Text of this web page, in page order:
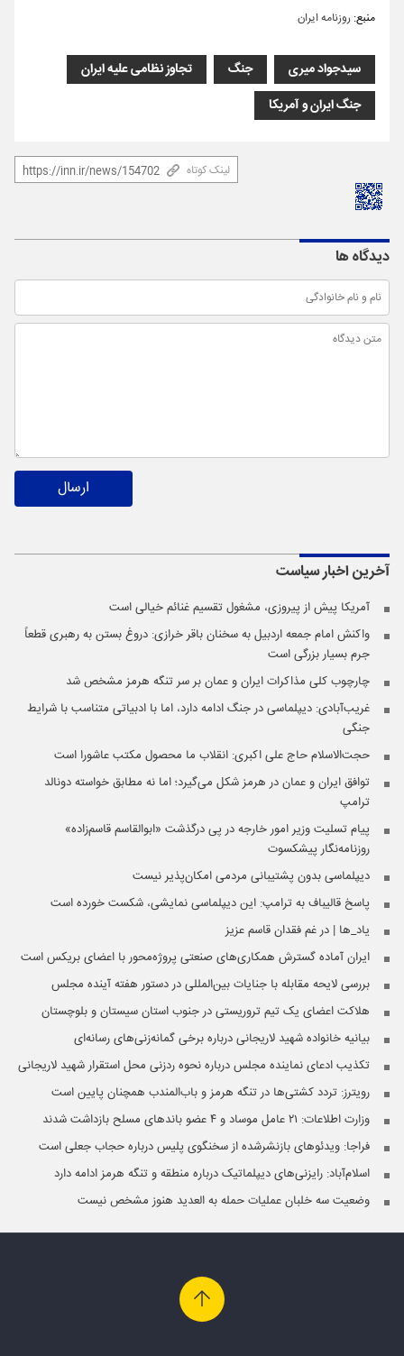
منبع: روزنامه ایران
سیدجواد میری جنگ
تجاوز نظامی علیه ایران
جنگ ایران و آمریکا
لینک کوتاه
دیدگاه ها
ارسال
آخرین اخبارسیاست
آمریکا پیش از پیروزی، مشغول تقسیم غنائم خیالی است
واکنش امام جمعه اردبیل به سخنان باقر خرازی: دروغ بستن به رهبری قطعاً
جرم بسیار بزرگی است
چارچوب کلی مذاکرات ایران و عمان بر سر تنگه هرمز مشخص شد
غریب‌آبادی: دیپلماسی در جنگ ادامه دارد، اما با ادبیاتی متناسب با شرایط
جنگی
حجت‌الاسلام حاج علی اکبری: انقلاب ما محصول مکتب عاشورا است
توافق ایران و عمان در هرمز شکل می‌گیرد؛ اما نه مطابق خواسته دونالد
ترامپ
پیام تسلیت وزیر امور خارجه در پی درگذشت «ابوالقاسم قاسم‌زاده»
روزنامه‌نگار پیشکسوت
دیپلماسی بدون پشتیبانی مردمی امکان‌پذیر نیست
پاسخ قالیباف به ترامپ: این دیپلماسی نمایشی، شکست خورده است
یاد_ها | در غم فقدان قاسم عزیز
ایران آماده گسترش همکاری‌های صنعتی پروژه‌محور با اعضای بریکس است
بررسی لایحه مقابله با جنایات بین‌المللی در دستور هفته آینده مجلس
هلاکت اعضای یک تیم تروریستی در جنوب استان سیستان و بلوچستان
بیانیه خانواده شهید لاریجانی درباره برخی گمانه‌زنی‌های رسانه‌ای
تکذیب ادعای نماینده مجلس درباره نحوه ردزنی محل استقرار شهید لاریجانی
رویترز: تردد کشتی‌ها در تنگه هرمز و باب‌المندب همچنان پایین است
وزارت اطلاعات: ۲۱ عامل موساد و ۴ عضو باندهای مسلح بازداشت شدند
فراجا: ویدئوهای بازنشرشده از سخنگوی پلیس درباره حجاب جعلی است
اسلام‌آباد: رایزنی‌های دیپلماتیک درباره منطقه و تنگه هرمز ادامه دارد
وضعیت سه خلبان عملیات حمله به العدید هنوز مشخص نیست